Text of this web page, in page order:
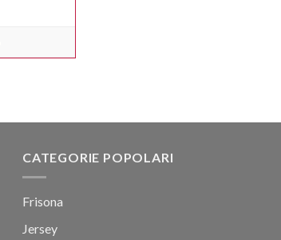
CATEGORIE POPOLARI
Frisona
Jersey